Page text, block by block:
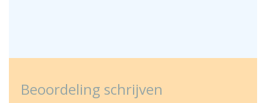
Beoordeling schrijven